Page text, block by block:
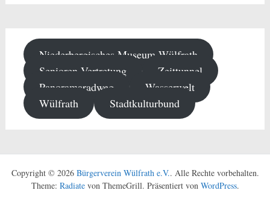
Niederbergisches Museum Wülfrath
Senioren-Vertretung
Zeittunnel
Panoramaradweg
Wasserwelt
Wülfrath
Stadtkulturbund
Copyright © 2026 Bürgerverein Wülfrath e.V.. Alle Rechte vorbehalten.
Theme: Radiatevon ThemeGrill. Präsentiert von WordPress.